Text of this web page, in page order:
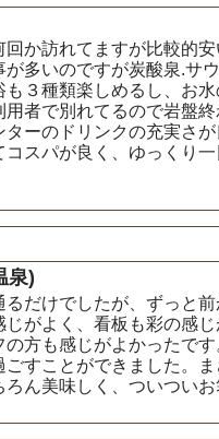
か訪れてますが比較的
多いのですが炭酸泉.サ
３種類楽しめるし、お
者で別れてるので岩盤
ーのドリンクの充実さ
スパが良く、ゆっくり
泉)
だけでしたが、ずっと
がよく、看板も彩の感
方も感じがよかったで
すことができました。
ん美味しく、ついついお